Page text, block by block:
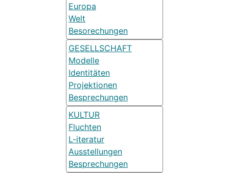
Europa
Welt
Besorechungen
GESELLSCHAFT
Modelle
Identitäten
Projektionen
Besprechungen
KULTUR
Fluchten
L-iteratur
Ausstellungen
Besprechungen